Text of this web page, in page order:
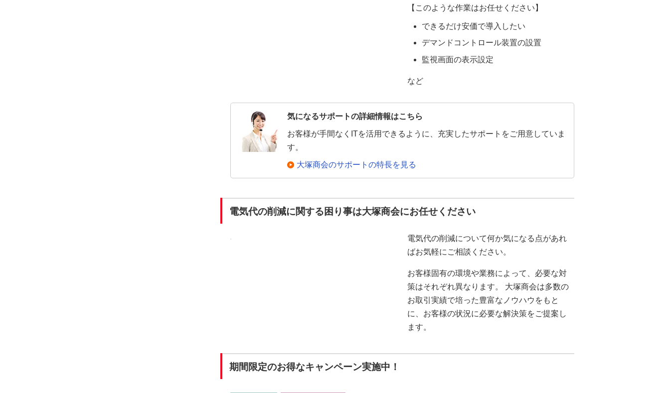
【このような作業はお任せください】
できるだけ安価で導入したい
デマンドコントロール装置の設置
監視画面の表示設定
など
気になるサポートの詳細情報はこちら
お客様が手間なくITを活用できるように、充実したサポートをご用意していま
す。
大塚商会のサポートの特長を見る
電気代の削減に関する困り事は大塚商会にお任せください
電気代の削減について何か気になる点があれ
ばお気軽にご相談ください。
お客様固有の環境や業務によって、必要な対
策はそれぞれ異なります。 大塚商会は多数の
お取引実績で培った豊富なノウハウをもと
に、お客様の状況に必要な解決策をご提案し
ます。
期間限定のお得なキャンペーン実施中！